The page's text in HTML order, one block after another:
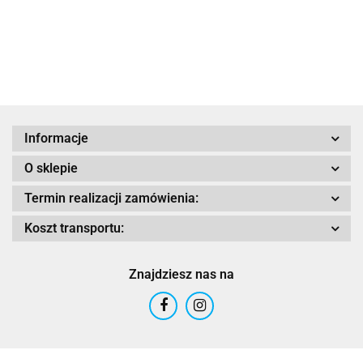
AIROH
Airoh 2016
Informacje
O sklepie
Termin realizacji zamówienia:
Koszt transportu:
Znajdziesz nas na